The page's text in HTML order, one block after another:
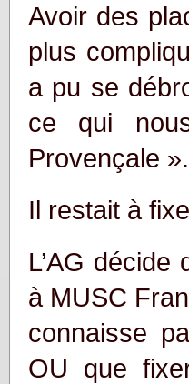
Avoir des
plus
a pu se
ce qui
Provençale ».
Il restait à
L’AG
à MUSC
connaisse
OU que